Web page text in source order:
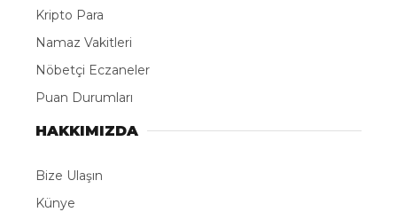
Kripto Para
Namaz Vakitleri
Nöbetçi Eczaneler
Puan Durumları
HAKKIMIZDA
Bize Ulaşın
Künye